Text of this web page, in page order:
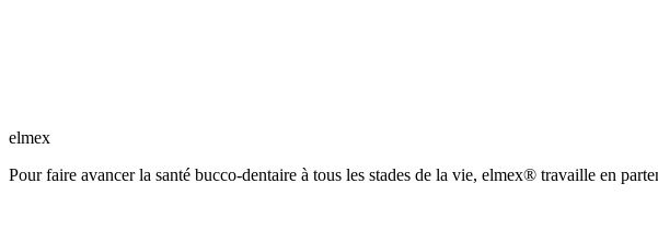
elmex
Pour faire avancer la santé bucco-dentaire à tous les stades de la vie, elmex® travaille en